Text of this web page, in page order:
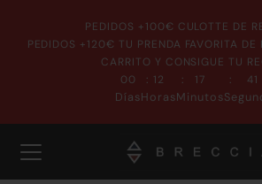
PEDIDOS +100€ CULOTTE DE
PEDIDOS +120€ TU PRENDA FAVORITA DE
CARRITO Y CONSIGUE TU
00
Días
: 12
Horas
: 17
Minutos
: 41